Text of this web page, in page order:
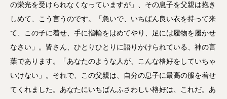
の栄光を受けられなくなっていますが」、その息子を父親は抱き
しめて、こう言うのです。「急いで、いちばん良い衣を持って来
て、この子に着せ、手に指輪をはめてやり、足には履物を履かせ
なさい」。皆さん、ひとりひとりに語りかけられている、神の言
葉であります。「あなたのような人が、こんな格好をしていちゃ
いけない」。それで、この父親は、自分の息子に最高の服を着せ
てくれました。あなたにいちばんふさわしい格好は、これだ。あ